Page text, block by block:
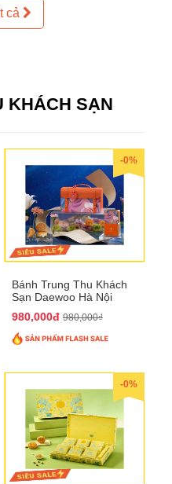
cả
KHÁCH SẠN
-0%
Bánh Trung Thu Khách
Sạn Daewoo Hà Nội
QTTT31
980,000đ 980,000₫
-0%